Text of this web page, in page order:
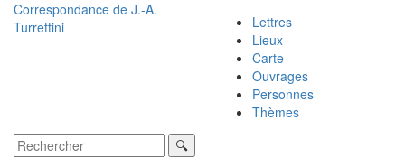
Correspondance de J.-A.
Turrettini
Lettres
Lieux
Carte
Ouvrages
Personnes
Thèmes